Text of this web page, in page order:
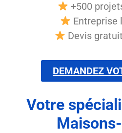
+500
Entreprise
Devis
DEMANDEZ
Votre